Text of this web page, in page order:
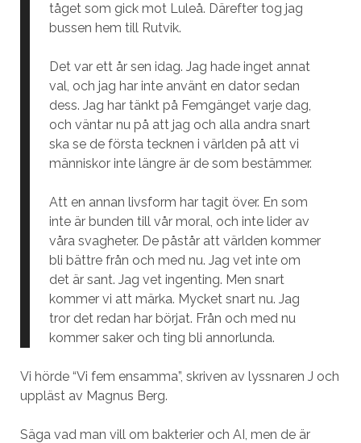
tåget som gick mot Luleå. Därefter tog jag
bussen hem till Rutvik.
Det var ett år sen idag. Jag hade inget annat
val, och jag har inte använt en dator sedan
dess. Jag har tänkt på Femgänget varje dag,
och väntar nu på att jag och alla andra snart
ska se de första tecknen i världen på att vi
människor inte längre är de som bestämmer.
Att en annan livsform har tagit över. En som
inte är bunden till vår moral, och inte lider av
våra svagheter. De påstår att världen kommer
bli bättre från och med nu. Jag vet inte om
det är sant. Jag vet ingenting. Men snart
kommer vi att märka. Mycket snart nu. Jag
tror det redan har börjat. Från och med nu
kommer saker och ting bli annorlunda.
Vi hörde “Vi fem ensamma”, skriven av lyssnaren J och
uppläst av Magnus Berg.
Säga vad man vill om bakterier och AI, men de är